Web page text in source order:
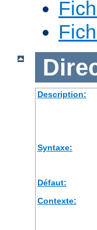
Description:
Syntaxe:
Défaut:
Contexte: